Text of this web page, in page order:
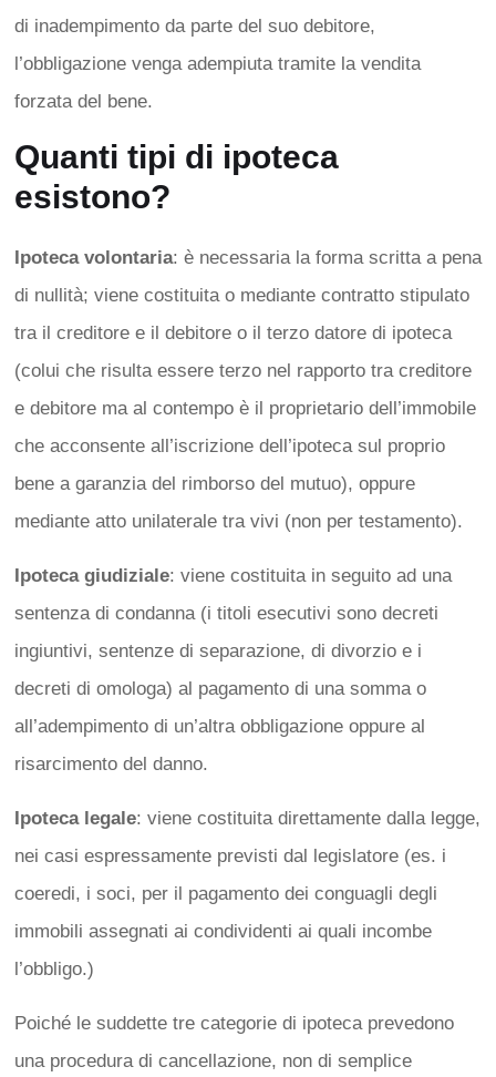
di inadempimento da parte del suo debitore,
l’obbligazione venga adempiuta tramite la vendita
forzata del bene.
Quanti tipi di ipoteca
esistono?
Ipoteca volontaria: è necessaria la forma scritta a pena
di nullità; viene costituita o mediante contratto stipulato
tra il creditore e il debitore o il terzo datore di ipoteca
(colui che risulta essere terzo nel rapporto tra creditore
e debitore ma al contempo è il proprietario dell’immobile
che acconsente all’iscrizione dell’ipoteca sul proprio
bene a garanzia del rimborso del mutuo), oppure
mediante atto unilaterale tra vivi (non per testamento).
Ipoteca giudiziale: viene costituita in seguito ad una
sentenza di condanna (i titoli esecutivi sono decreti
ingiuntivi, sentenze di separazione, di divorzio e i
decreti di omologa) al pagamento di una somma o
all’adempimento di un’altra obbligazione oppure al
risarcimento del danno.
Ipoteca legale: viene costituita direttamente dalla legge,
nei casi espressamente previsti dal legislatore (es. i
coeredi, i soci, per il pagamento dei conguagli degli
immobili assegnati ai condividenti ai quali incombe
l’obbligo.)
Poiché le suddette tre categorie di ipoteca prevedono
una procedura di cancellazione, non di semplice